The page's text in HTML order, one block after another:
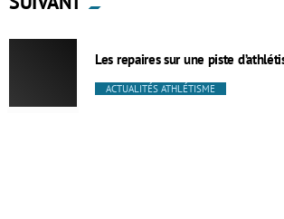
Les repaires sur une piste
ACTUALITÉS ATHLÉTISME